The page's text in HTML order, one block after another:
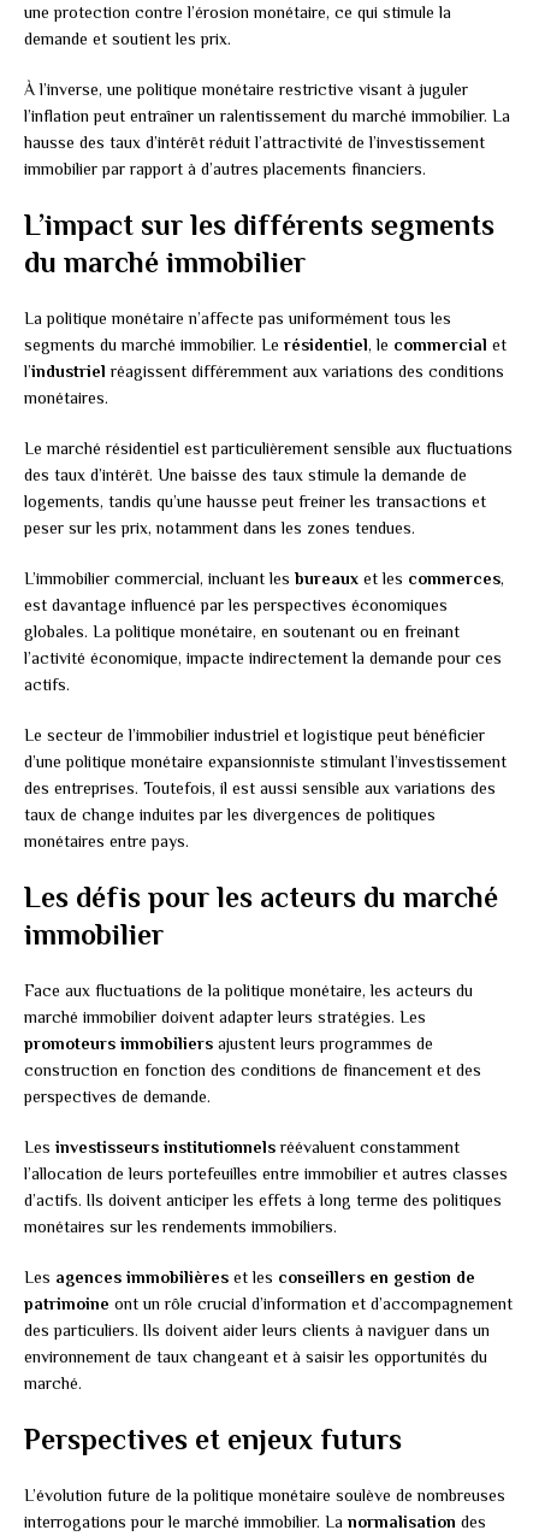
une protection contre l’érosion monétaire, ce qui stimule la
demande et soutient les prix.
À l’inverse, une politique monétaire restrictive visant à juguler
l’inflation peut entraîner un ralentissement du marché immobilier. La
hausse des taux d’intérêt réduit l’attractivité de l’investissement
immobilier par rapport à d’autres placements financiers.
L’impact sur les différents segments
du marché immobilier
La politique monétaire n’affecte pas uniformément tous les
segments du marché immobilier. Le résidentiel, le commercial et
l’industriel réagissent différemment aux variations des conditions
monétaires.
Le marché résidentiel est particulièrement sensible aux fluctuations
des taux d’intérêt. Une baisse des taux stimule la demande de
logements, tandis qu’une hausse peut freiner les transactions et
peser sur les prix, notamment dans les zones tendues.
L’immobilier commercial, incluant lesbureaux et les commerces,
est davantage influencé par les perspectives économiques
globales. La politique monétaire, en soutenant ou en freinant
l’activité économique, impacte indirectement la demande pour ces
actifs.
Le secteur de l’immobilier industriel et logistique peut bénéficier
d’une politique monétaire expansionniste stimulant l’investissement
des entreprises. Toutefois, il est aussi sensible aux variations des
taux de change induites par les divergences de politiques
monétaires entre pays.
Les défis pour les acteurs du marché
immobilier
Face aux fluctuations de la politique monétaire, les acteurs du
marché immobilier doivent adapter leurs stratégies. Les
promoteurs immobiliers ajustent leurs programmes de
construction en fonction des conditions de financement et des
perspectives de demande.
Les investisseurs institutionnelsréévaluent constamment
l’allocation de leurs portefeuilles entre immobilier et autres classes
d’actifs. Ils doivent anticiper les effets à long terme des politiques
monétaires sur les rendements immobiliers.
Les agences immobilières et les conseillers en gestion de
patrimoine ont un rôle crucial d’information et d’accompagnement
des particuliers. Ils doivent aider leurs clients à naviguer dans un
environnement de taux changeant et à saisir les opportunités du
marché.
Perspectives et enjeux futurs
L’évolution future de la politique monétaire soulève de nombreuses
interrogations pour le marché immobilier. La normalisation des